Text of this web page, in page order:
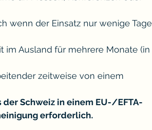
wenn der Einsatz nur wenige Tage
im Ausland für mehrere Monate (in
zeitweise von einem
Schweiz in einem EU-/EFTA-
erforderlich.